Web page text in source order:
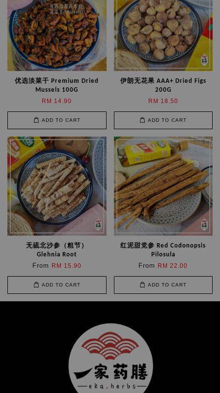
优选淡菜干 Premium Dried
Mussels 100G
RM 14.90
ADD TO CART
伊朗无花果 AAA+ Dried Figs
200G
RM 18.50
ADD TO CART
无硫北沙参（粗节）
Glehnia Root
From RM 15.90
ADD TO CART
红泥甜党参 Red Codonopsis
Pilosula
From RM 22.00
ADD TO CART